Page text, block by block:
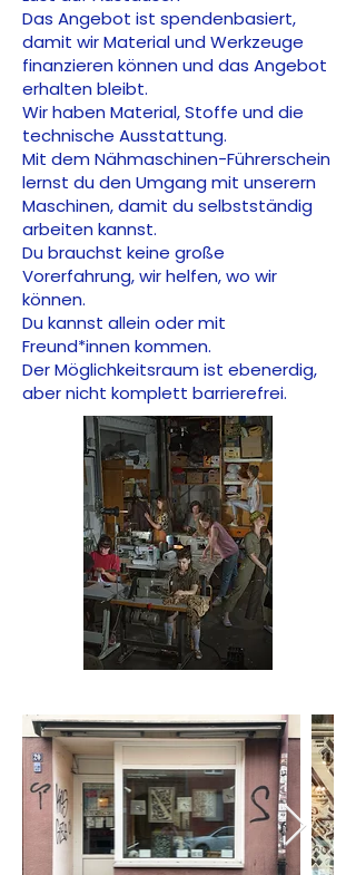
Das Angebot ist spendenbasiert,
damit wir Material und Werkzeuge
finanzieren können und das Angebot
erhalten bleibt.
Wir haben Material, Stoffe und die
technische Ausstattung.
Mit dem Nähmaschinen-Führerschein
lernst du den Umgang mit unserern
Maschinen, damit du selbstständig
arbeiten kannst.
Du brauchst keine große
Vorerfahrung, wir helfen, wo wir
können.
Du kannst allein oder mit
Freund*innen kommen.
Der Möglichkeitsraum ist ebenerdig,
aber nicht komplett barrierefrei.